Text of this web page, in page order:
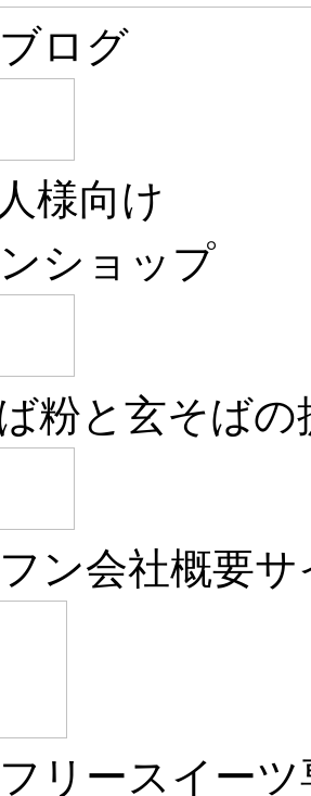
ログ
様向け
ショップ
粉と玄そばの
ン会社概要サ
リースイーツ